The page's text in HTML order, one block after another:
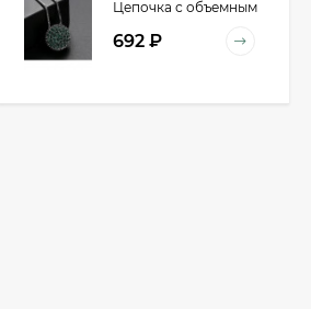
Цепочка с объемным
D98940
692 ₽